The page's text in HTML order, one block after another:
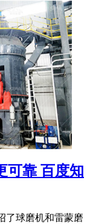
可靠 百度知
了球磨机和雷蒙磨